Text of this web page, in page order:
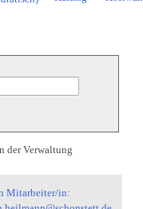
der Verwaltung